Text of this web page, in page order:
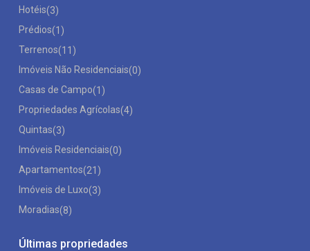
Hotéis(3)
Prédios(1)
Terrenos(11)
Imóveis Não Residenciais(0)
Casas de Campo(1)
Propriedades Agrícolas(4)
Quintas(3)
Imóveis Residenciais(0)
Apartamentos(21)
Imóveis de Luxo(3)
Moradias(8)
Últimas propriedades